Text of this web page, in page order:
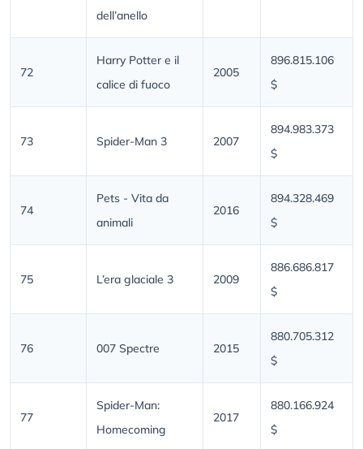
dell’anello
72
Harry Potter e il
calice di fuoco
2005
896.815.106
$
73 Spider-Man 3 2007
894.983.373
$
74
Pets - Vita da
animali
2016
894.328.469
$
75 L’era glaciale 3 2009
886.686.817
$
76 007 Spectre 2015
880.705.312
$
77
Spider-Man:
Homecoming
2017
880.166.924
$